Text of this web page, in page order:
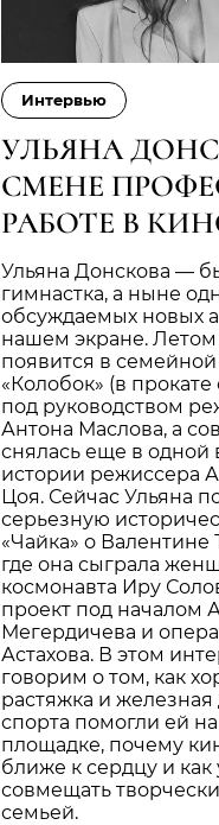
Интервью
УЛЬЯНА
СМЕНЕ
РАБОТЕ В
Ульяна Донскова —
гимнастка, а ныне
обсуждаемых новых
нашем экране. Летом
появится в семейной
«Колобок» (в прокате
под руководством
Антона Маслова, а
снялась еще в
истории режиссера
Цоя. Сейчас Ульяна
серьезную
«Чайка» о
где она сыграла
космонавта Иру
проект под началом
Мегердичева и
Астахова. В этом
говорим о том, как
растяжка и
спорта помогли ей
площадке, почему
ближе к сердцу и как
совмещать
семьей.